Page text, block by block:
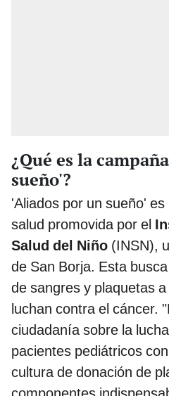
¿Qué es la
sueño'?
'Aliados por un sueño'
salud promovida por el
Salud del Niño (INSN),
de San Borja. Esta
de sangres y plaquetas
luchan contra el cáncer.
ciudadanía sobre la
pacientes pediátricos
cultura de donación de